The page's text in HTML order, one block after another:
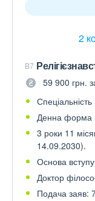
2
B7
59 900 грн.
Денна форма
3 роки 11
14.09.2030).
Основа
Доктор
Подача заяв: